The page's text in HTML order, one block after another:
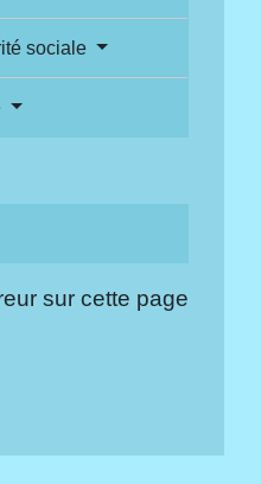
sociale
sur cette page